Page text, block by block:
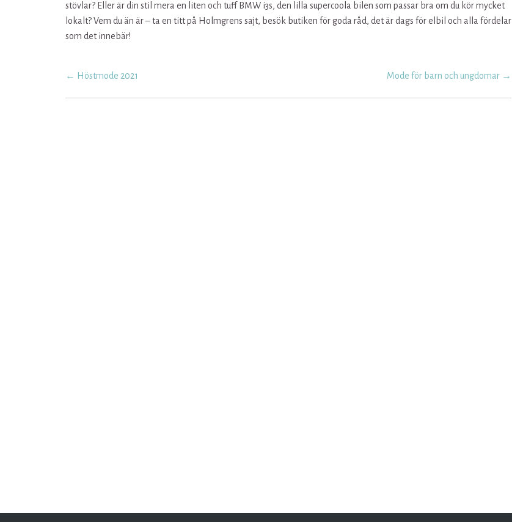
stövlar? Eller är din stil mera en liten och tuff BMW i3s, den lilla supercoola bilen som passar bra om du kör mycket
lokalt? Vem du än är – ta en titt på Holmgrens sajt, besök butiken för goda råd, det är dags för elbil och alla fördelar
som det innebär!
Post
← Höstmode 2021 Mode för barn och ungdomar →